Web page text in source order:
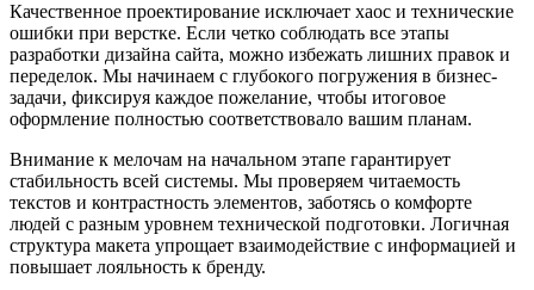
Качественное проектирование исключает хаос и технические
ошибки при верстке. Если четко соблюдать все этапы
разработки дизайна сайта, можно избежать лишних правок и
переделок. Мы начинаем с глубокого погружения в бизнес-
задачи, фиксируя каждое пожелание, чтобы итоговое
оформление полностью соответствовало вашим планам.
Внимание к мелочам на начальном этапе гарантирует
стабильность всей системы. Мы проверяем читаемость
текстов и контрастность элементов, заботясь о комфорте
людей с разным уровнем технической подготовки. Логичная
структура макета упрощает взаимодействие с информацией и
повышает лояльность к бренду.